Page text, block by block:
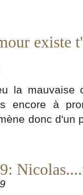
existe
la mauvaise
encore à
donc d'un